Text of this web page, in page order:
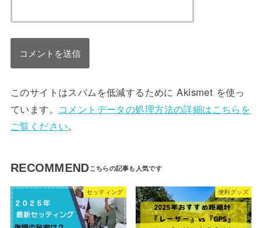
このサイトはスパムを低減するために Akismet を使っ
ています。 コメントデータの処理方法の詳細はこちらを
ご覧ください。
RECOMMEND
セッティング 便利グッズ